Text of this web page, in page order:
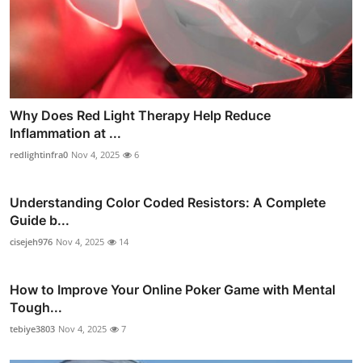
Why Does Red Light Therapy Help Reduce
Inflammation at ...
redlightinfra0 Nov 4, 2025 6
Understanding Color Coded Resistors: A Complete
Guide b...
cisejeh976 Nov 4, 2025 14
How to Improve Your Online Poker Game with Mental
Tough...
tebiye3803 Nov 4, 2025 7